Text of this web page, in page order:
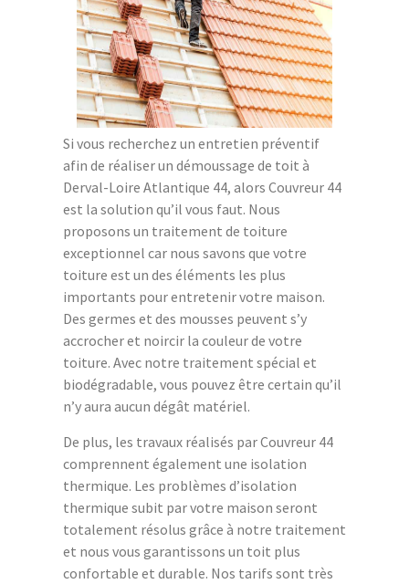
Si vous recherchez un entretien préventif
afin de réaliser un démoussage de toit à
Derval-Loire Atlantique 44, alors Couvreur 44
est la solution qu’il vous faut. Nous
proposons un traitement de toiture
exceptionnel car nous savons que votre
toiture est un des éléments les plus
importants pour entretenir votre maison.
Des germes et des mousses peuvent s’y
accrocher et noircir la couleur de votre
toiture. Avec notre traitement spécial et
biodégradable, vous pouvez être certain qu’il
n’y aura aucun dégât matériel.
De plus, les travaux réalisés par Couvreur 44
comprennent également une isolation
thermique. Les problèmes d’isolation
thermique subit par votre maison seront
totalement résolus grâce à notre traitement
et nous vous garantissons un toit plus
confortable et durable. Nos tarifs sont très